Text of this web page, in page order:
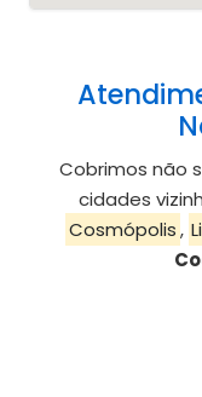
Cobrimos não
cidades
Cosmópolis,